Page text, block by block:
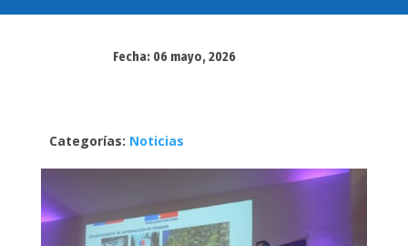
Fecha: 06 mayo, 2026
Categorías: Noticias